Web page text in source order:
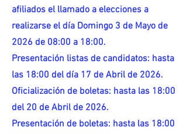
afiliados el llamado a elecciones a
realizarse el día Domingo 3 de Mayo de
2026 de 08:00 a 18:00.
Presentación listas de candidatos: hasta
las 18:00 del día 17 de Abril de 2026.
Oficialización de boletas: hasta las 18:00
del 20 de Abril de 2026.
Presentación de boletas: hasta las 18:00